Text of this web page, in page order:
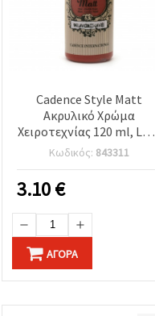
Cadence Style Matt
Ακρυλικό Χρώμα
Χειροτεχνίας 120 ml, Lava
Red 9043 – Ματ
Φινίρισμα, Βάσης Νερού,
Πολυεπιφανειακό για
Ξύλο, Καμβά, Χαρτί,
Κεραμικά και Πλαστικά
Κωδικός: 843311
3.10€
ΑΓΟΡΆ